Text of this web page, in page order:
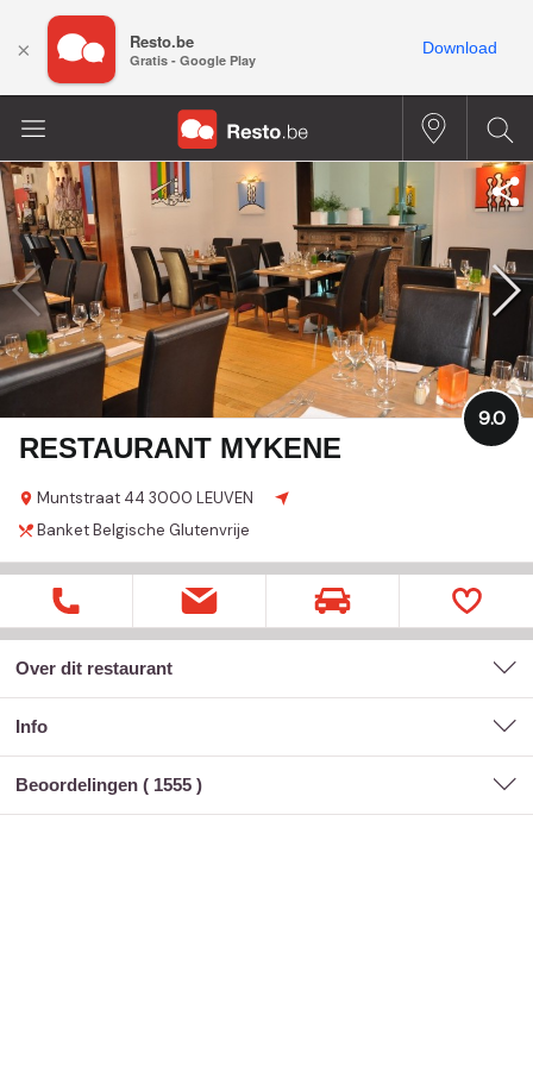
RESTAURANT MYKENE
Muntstraat 44 3000 LEUVEN
9.0
BanketBelgische Glutenvrije
Over dit restaurant
Info
Beoordelingen ( 1555 )
× Resto.be
Gratis - Google Play
Download